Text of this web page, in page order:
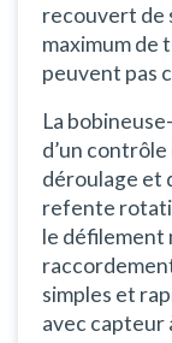
recouvert de
maximum de
peuvent pas
La
d’un
déroulage et
refente
le défilement
simples et
avec capteur